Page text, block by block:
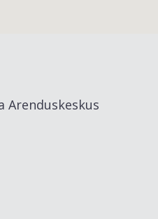
Arenduskeskus